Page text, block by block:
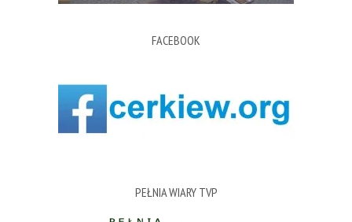
FACEBOOK
PEŁNIA WIARY TVP